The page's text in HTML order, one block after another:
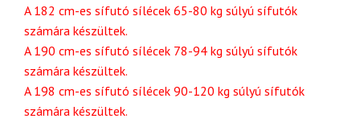
A 182 cm-es sífutó sílécek 65-80 kg súlyú sífutók
számára készültek.
A 190 cm-es sífutó sílécek 78-94 kg súlyú sífutók
számára készültek.
A 198 cm-es sífutó sílécek 90-120 kg súlyú sífutók
számára készültek.